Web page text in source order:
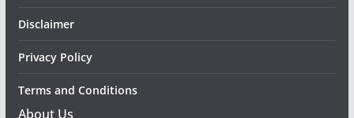
Disclaimer
Privacy Policy
Terms and Conditions
About Us